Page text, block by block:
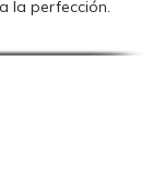
la perfección.